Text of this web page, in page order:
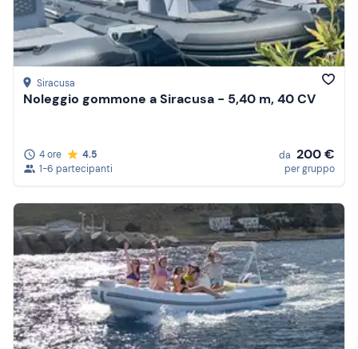
Siracusa
Noleggio gommone a Siracusa - 5,40 m, 40 CV
4 ore
4.5
1-6 partecipanti
da 200 €
per gruppo